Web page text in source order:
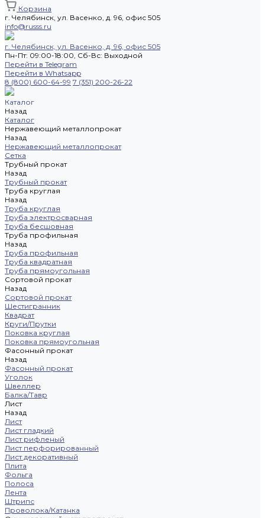
Корзина
г. Челябинск, ул. Васенко, д. 96, офис 505
info@russs.ru
г. Челябинск, ул. Васенко, д. 96, офис 505
Пн-Пт: 09:00-18:00, Cб-Вс: Выходной
Перейти в Telegram
Перейти в Whatsapp
8 (800) 600-64-99 7 (351) 200-26-22
Каталог
Назад
Каталог
Нержавеющий металлопрокат
Назад
Нержавеющий металлопрокат
Сетка
Трубный прокат
Назад
Трубный прокат
Труба круглая
Назад
Труба круглая
Труба электросварная
Труба бесшовная
Труба профильная
Назад
Труба профильная
Труба квадратная
Труба прямоугольная
Сортовой прокат
Назад
Сортовой прокат
Шестигранник
Квадрат
Круги/Прутки
Поковка круглая
Поковка прямоугольная
Фасонный прокат
Назад
Фасонный прокат
Уголок
Швеллер
Балка/Тавр
Лист
Назад
Лист
Лист гладкий
Лист рифленый
Лист перфорированный
Лист декоративный
Плита
Фольга
Полоса
Лента
Штрипс
Проволока/Катанка